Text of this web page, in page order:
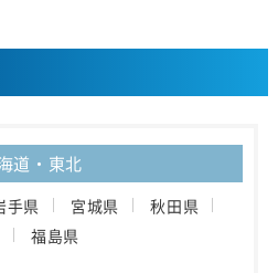
道・東北
手県 宮城県
秋田県
福島県